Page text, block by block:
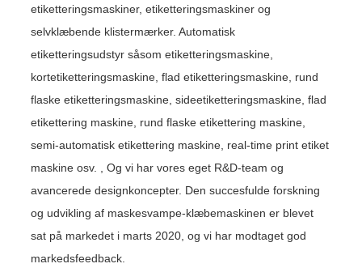
etiketteringsmaskiner, etiketteringsmaskiner og
selvklæbende klistermærker. Automatisk
etiketteringsudstyr såsom etiketteringsmaskine,
kortetiketteringsmaskine, flad etiketteringsmaskine, rund
flaske etiketteringsmaskine, sideetiketteringsmaskine, flad
etikettering maskine, rund flaske etikettering maskine,
semi-automatisk etikettering maskine, real-time print etiket
maskine osv. , Og vi har vores eget R&D-team og
avancerede designkoncepter. Den succesfulde forskning
og udvikling af maskesvampe-klæbemaskinen er blevet
sat på markedet i marts 2020, og vi har modtaget god
markedsfeedback.